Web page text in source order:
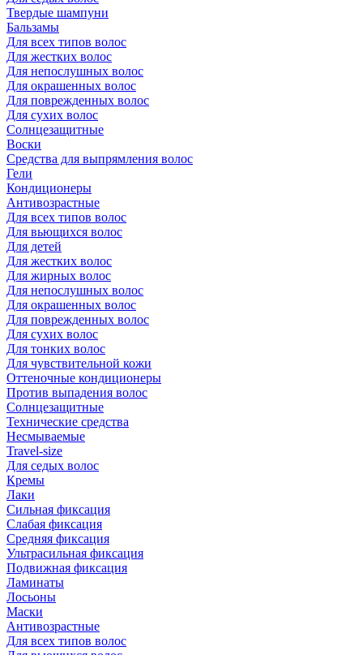
Твердые шампуни
Бальзамы
Для всех типов волос
Для жестких волос
Для непослушных волос
Для окрашенных волос
Для поврежденных волос
Для сухих волос
Солнцезащитные
Воски
Средства для выпрямления волос
Гели
Кондиционеры
Антивозрастные
Для всех типов волос
Для вьющихся волос
Для детей
Для жестких волос
Для жирных волос
Для непослушных волос
Для окрашенных волос
Для поврежденных волос
Для сухих волос
Для тонких волос
Для чувствительной кожи
Оттеночные кондиционеры
Против выпадения волос
Солнцезащитные
Технические средства
Несмываемые
Travel-size
Для седых волос
Кремы
Лаки
Сильная фиксация
Слабая фиксация
Средняя фиксация
Ультрасильная фиксация
Подвижная фиксация
Ламинаты
Лосьоны
Маски
Антивозрастные
Для всех типов волос